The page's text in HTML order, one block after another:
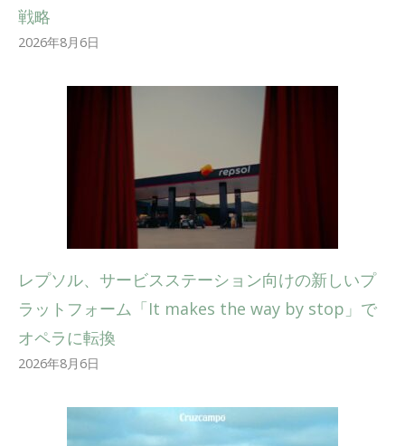
戦略
2026年8月6日
レプソル、サービスステーション向けの新しいプ
ラットフォーム「It makes the way by stop」で
オペラに転換
2026年8月6日